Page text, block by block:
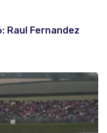
Raul Fernandez